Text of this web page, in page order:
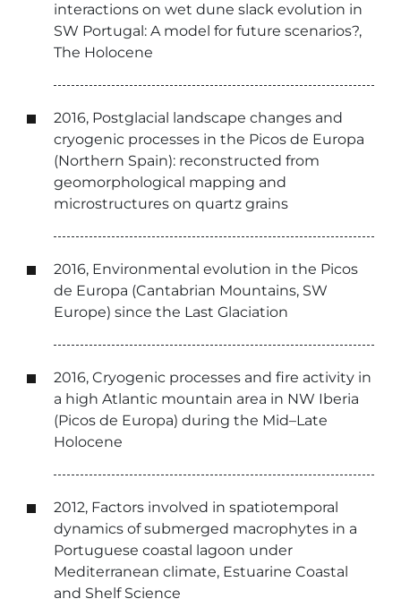
interactions on wet dune slack evolution in
SW Portugal: A model for future scenarios?,
The Holocene
2016, Postglacial landscape changes and
cryogenic processes in the Picos de Europa
(Northern Spain): reconstructed from
geomorphological mapping and
microstructures on quartz grains
2016, Environmental evolution in the Picos
de Europa (Cantabrian Mountains, SW
Europe) since the Last Glaciation
2016, Cryogenic processes and fire activity in
a high Atlantic mountain area in NW Iberia
(Picos de Europa) during the Mid–Late
Holocene
2012, Factors involved in spatiotemporal
dynamics of submerged macrophytes in a
Portuguese coastal lagoon under
Mediterranean climate, Estuarine Coastal
and Shelf Science